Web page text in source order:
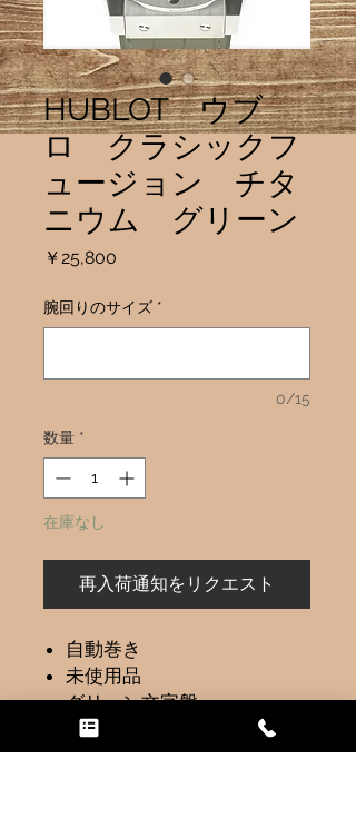
HUBLOT ウブ
ロ クラシックフ
ュージョン チタ
ニウム グリーン
￥25,800
腕回りのサイズ *
0/15
数量 *
在庫なし
再入荷通知をリクエスト
自動巻き
未使用品
グリーン文字盤
ケースサイズリューズ含ま
ず４５ｍｍ